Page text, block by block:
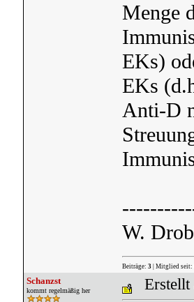
Menge
EKs)
EKs
Anti-D
W.
Beiträge: 3| Mitglied seit:
Schanzst
kommt regelmäßig her Erstellt